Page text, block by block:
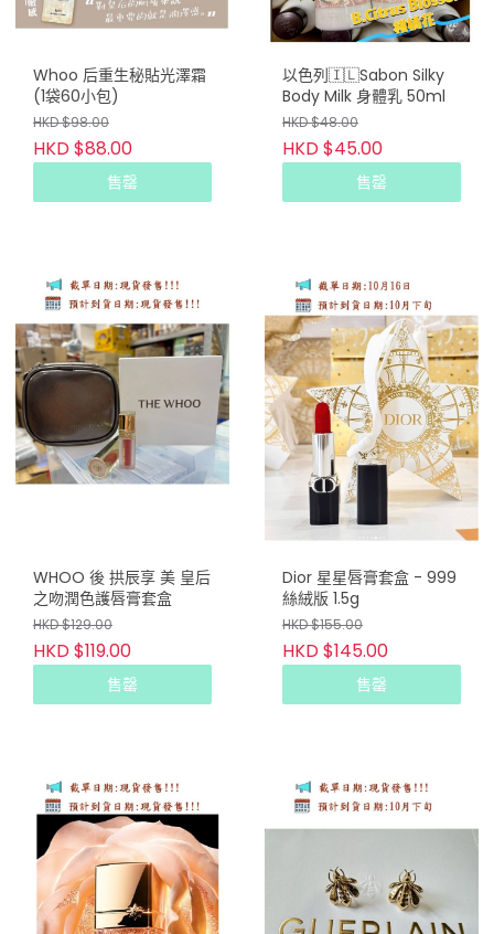
Whoo 后重生秘貼光澤霜
(1袋60小包)
HKD $98.00
HKD $88.00
售罄
以色列🇮🇱Sabon Silky
Body Milk 身體乳 50ml
HKD $48.00
HKD $45.00
售罄
WHOO 後 拱辰享 美 皇后
之吻潤色護唇膏套盒
HKD $129.00
HKD $119.00
售罄
Dior 星星唇膏套盒 - 999
絲絨版 1.5g
HKD $155.00
HKD $145.00
售罄